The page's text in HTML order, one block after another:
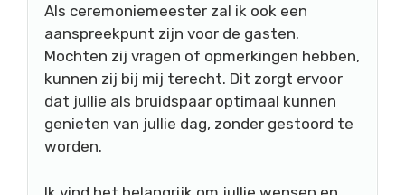
Als ceremoniemeester zal ik ook een
aanspreekpunt zijn voor de gasten.
Mochten zij vragen of opmerkingen hebben,
kunnen zij bij mij terecht. Dit zorgt ervoor
dat jullie als bruidspaar optimaal kunnen
genieten van jullie dag, zonder gestoord te
worden.